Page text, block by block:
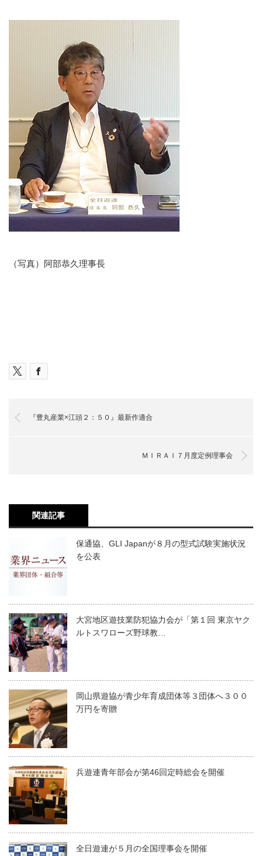
（写真）阿部恭久理事長
『豊丸産業×江頭２：５０』最新作適合
ＭＩＲＡＩ７月度定例理事会
関連記事
保通協、GLI Japanが８月の型式試験実施状況
を公表
大宮地区遊技業防犯協力会が「第１回 東京ヤク
ルトスワローズ野球教…
岡山県遊協が青少年育成団体等３団体へ３００
万円を寄贈
兵遊連青年部会が第46回定時総会を開催
全日遊連が５月の全国理事会を開催